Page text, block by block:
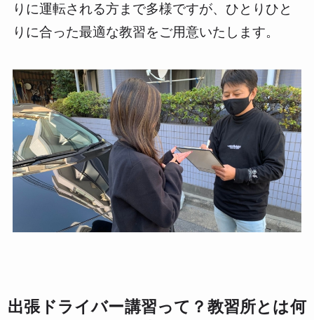
りに運転される方まで多様ですが、ひとりひと
りに合った最適な教習をご用意いたします。
出張ドライバー講習って？教習所とは何